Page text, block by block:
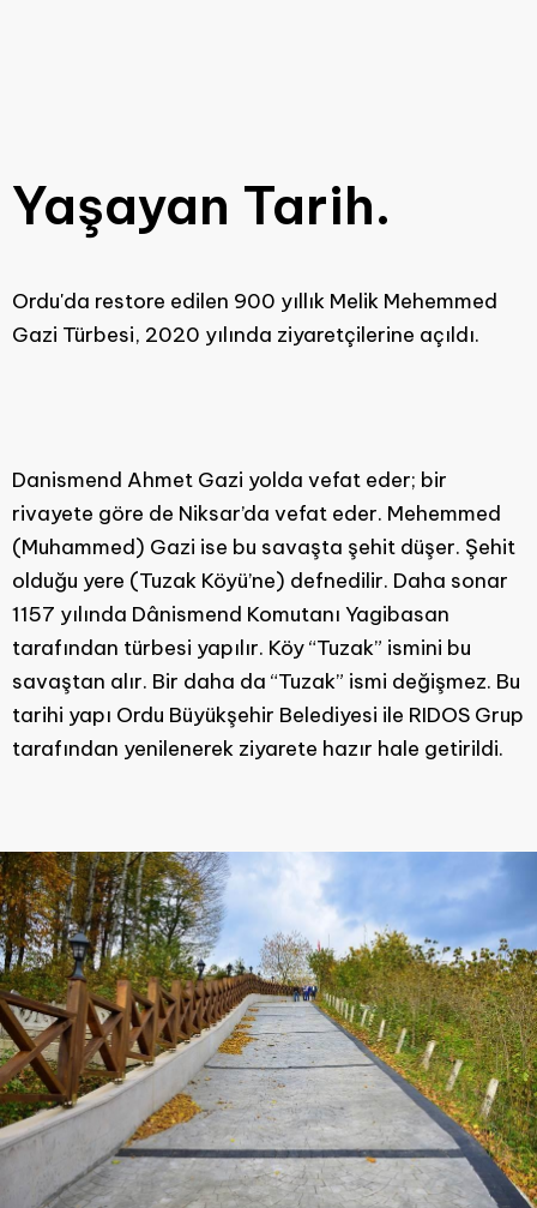
Yaşayan Tarih.
Ordu'da restore edilen 900 yıllık Melik Mehemmed
Gazi Türbesi, 2020 yılında ziyaretçilerine açıldı.
Danismend Ahmet Gazi yolda vefat eder; bir
rivayete göre de Niksar’da vefat eder. Mehemmed
(Muhammed) Gazi ise bu savaşta şehit düşer. Şehit
olduğu yere (Tuzak Köyü’ne) defnedilir. Daha sonar
1157 yılında Dânismend Komutanı Yagibasan
tarafından türbesi yapılır. Köy “Tuzak” ismini bu
savaştan alır. Bir daha da “Tuzak” ismi değişmez. Bu
tarihi yapı Ordu Büyükşehir Belediyesi ile RIDOS Grup
tarafından yenilenerek ziyarete hazır hale getirildi.